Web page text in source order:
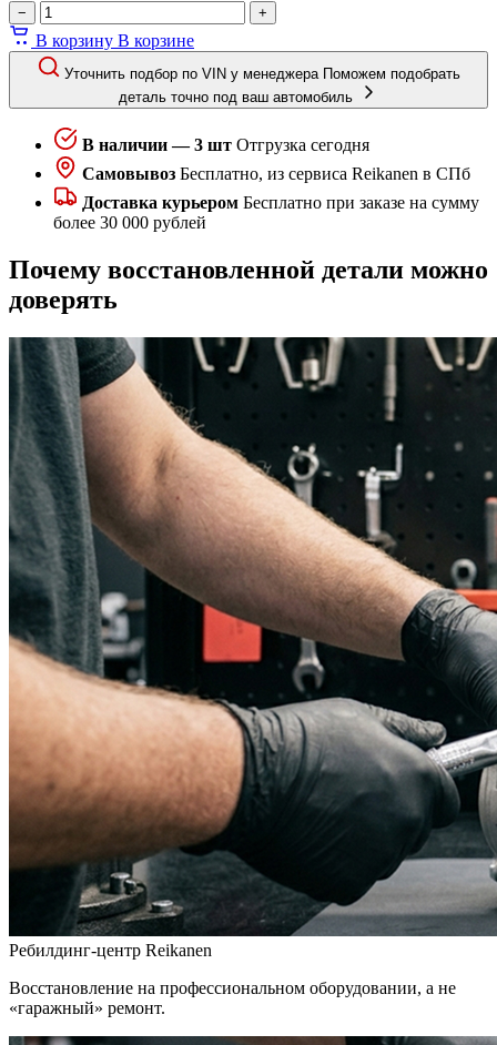
− +
В корзину В корзине
Уточнить подбор по VIN у менеджера Поможем подобрать
деталь точно под ваш автомобиль
В наличии — 3 шт Отгрузка сегодня
Самовывоз Бесплатно, из сервиса Reikanen в СПб
Доставка курьером Бесплатно при заказе на сумму
более 30 000 рублей
Почему восстановленной детали можно
доверять
Ребилдинг-центр Reikanen
Восстановление на профессиональном оборудовании, а не
«гаражный» ремонт.